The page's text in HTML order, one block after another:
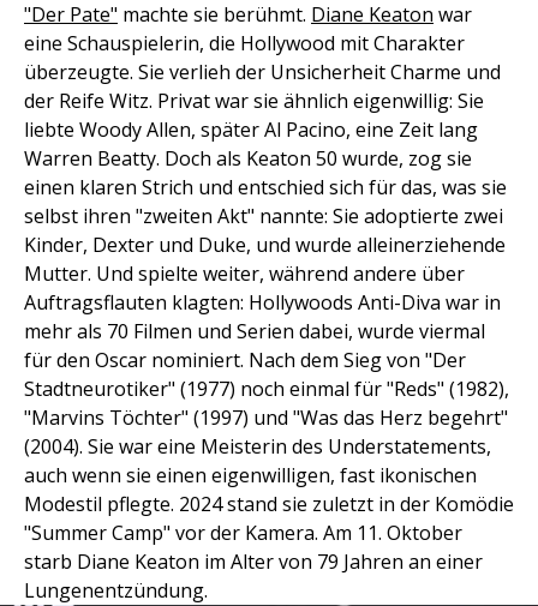
"Der Pate" machte sie berühmt. Diane Keaton war
eine Schauspielerin, die Hollywood mit Charakter
überzeugte. Sie verlieh der Unsicherheit Charme und
der Reife Witz. Privat war sie ähnlich eigenwillig: Sie
liebte Woody Allen, später Al Pacino, eine Zeit lang
Warren Beatty. Doch als Keaton 50 wurde, zog sie
einen klaren Strich und entschied sich für das, was sie
selbst ihren "zweiten Akt" nannte: Sie adoptierte zwei
Kinder, Dexter und Duke, und wurde alleinerziehende
Mutter. Und spielte weiter, während andere über
Auftragsflauten klagten: Hollywoods Anti-Diva war in
mehr als 70 Filmen und Serien dabei, wurde viermal
für den Oscar nominiert. Nach dem Sieg von "Der
Stadtneurotiker" (1977) noch einmal für "Reds" (1982),
"Marvins Töchter" (1997) und "Was das Herz begehrt"
(2004). Sie war eine Meisterin des Understatements,
auch wenn sie einen eigenwilligen, fast ikonischen
Modestil pflegte. 2024 stand sie zuletzt in der Komödie
"Summer Camp" vor der Kamera. Am 11. Oktober
starb Diane Keaton im Alter von 79 Jahren an einer
Lungenentzündung.